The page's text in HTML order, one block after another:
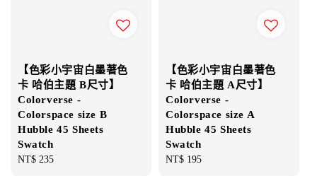
【色彩小宇宙白墨著色
卡 哈伯主題 B尺寸】
Colorverse -
Colorspace size B
Hubble 45 Sheets
Swatch
Regular
NT$ 235
【色彩小宇宙白墨著色
卡 哈伯主題 A尺寸】
Colorverse -
Colorspace size A
Hubble 45 Sheets
Swatch
Regular
NT$ 195